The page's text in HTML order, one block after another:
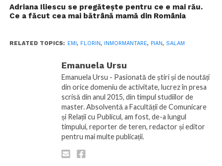
Adriana Iliescu se pregătește pentru ce e mai rău.
Ce a făcut cea mai bătrână mamă din România
RELATED TOPICS: EMI , FLORIN, INMORMANTARE, PIAN, SALAM
Emanuela Ursu
Emanuela Ursu - Pasionată de știri și de noutăți
din orice domeniu de activitate, lucrez în presa
scrisă din anul 2015, din timpul studiilor de
master. Absolventă a Facultății de Comunicare
și Relații cu Publicul, am fost, de-a lungul
timpului, reporter de teren, redactor și editor
pentru mai multe publicații.